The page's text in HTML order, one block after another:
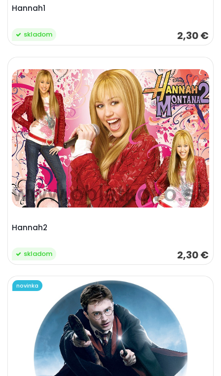
Hannah1
2,30 €
skladom
Hannah2
2,30 €
skladom
novinka